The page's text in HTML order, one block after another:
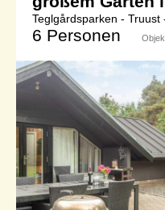
Teglgårdsparken -
6 Personen